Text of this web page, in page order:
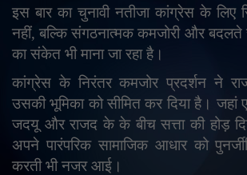
इस बार का चुनावी नतीजा कांग्रेस के लिए
नहीं,बल्कि संगठनात्मक कमजोरी और बदलते
का संकेत भी माना जा रहा है।
कांग्रेस के निरंतर कमजोर प्रदर्शन ने
उसकी भूमिका को सीमित कर दिया है। जहां
जदयू और राजद के के बीच सत्ता की होड़
अपने पारंपरिक सामाजिक आधार को
करती भी नजर आई।